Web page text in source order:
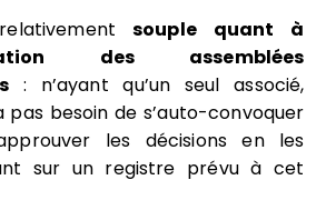
souple quant à
des assemblées
: n’ayant qu’un seul associé,
pas besoin de s’auto-convoquer
les décisions en les
sur un registre prévu à cet